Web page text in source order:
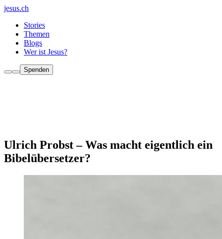
jesus.ch
Stories
Themen
Blogs
Wer ist Jesus?
Spenden
Ulrich Probst – Was macht eigentlich ein
Bibelübersetzer?